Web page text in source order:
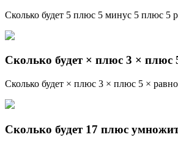
Сколько будет 5 плюс 5 минус 5 плюс 5
Сколько будет × плюс 3 × плюс
Сколько будет × плюс 3 × плюс 5 ×
Сколько будет 17 плюс